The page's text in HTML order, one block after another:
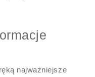
najważniejsze